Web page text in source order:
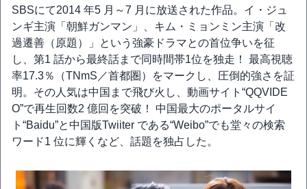
SBSにて2014 年5 月～7 月に放送された作品。イ・ジュ
ンギ主演「朝鮮ガンマン」、キム・ミョンミン主演「改
過遷善（原題）」という強豪ドラマとの首位争いを征
し、第1 話から最終話まで同時間帯1位を独走！ 最高視聴
率17.3％（TNmS／首都圏）をマークし、圧倒的強さを証
明。その人気は中国まで飛び火し、動画サイト“QQVIDE
O”で再生回数2 億回を突破！ 中国最大のポータルサイ
ト“Baidu”と中国版Twiiter である“Weibo”でも堂々の検索
ワード1 位に輝くなど、話題を独占した。